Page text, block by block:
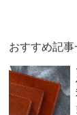
おすすめ記事